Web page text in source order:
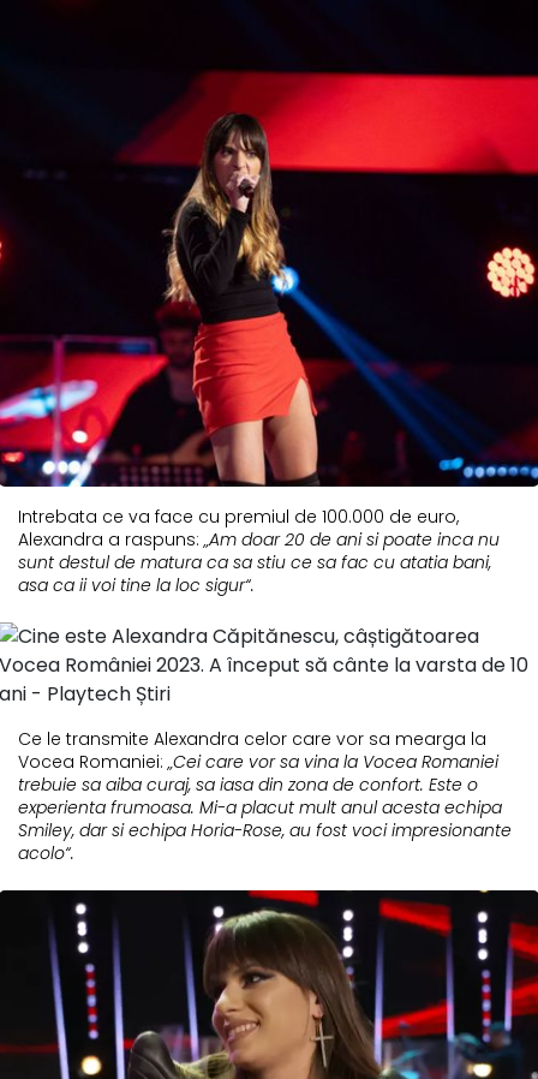
Intrebata ce va face cu premiul de 100.000 de euro,
Alexandra a raspuns:„Am doar 20 de ani si poate inca nu
sunt destul de matura ca sa stiu ce sa fac cu atatia bani,
asa ca ii voi tine la loc sigur“.
Ce le transmite Alexandra celor care vor sa mearga la
Vocea Romaniei:„Cei care vor sa vina la Vocea Romaniei
trebuie sa aiba curaj, sa iasa din zona de confort. Este o
experienta frumoasa. Mi-a placut mult anul acesta echipa
Smiley, dar si echipa Horia-Rose, au fost voci impresionante
acolo“.